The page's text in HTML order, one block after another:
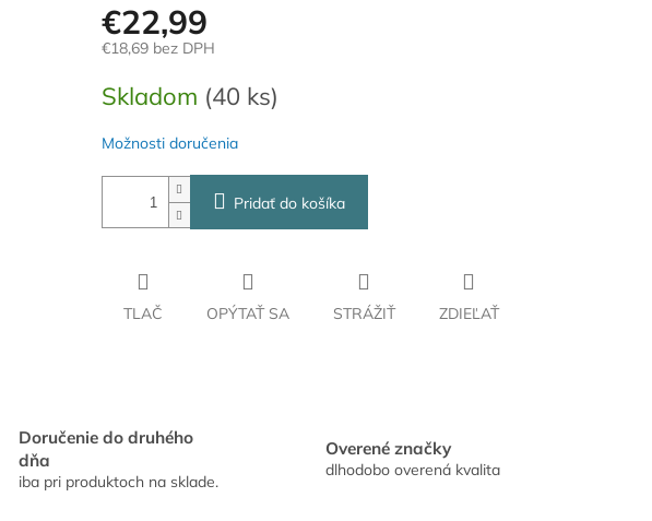
€22,99
€18,69 bez DPH
cena:
Skladom (40 ks)
Možnosti doručenia
Pridať do košíka
TLAČ OPÝTAŤ SA STRÁŽIŤ ZDIEĽAŤ
Doručenie do druhého
dňa
iba pri produktoch na sklade.
Overené značky
dlhodobo overená kvalita